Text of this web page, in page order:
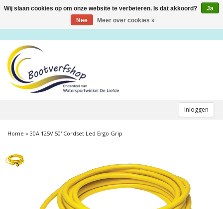
Inloggen
Toggle
Home » 30A 125V 50' Cordset Led Ergo Grip
Wij slaan cookies op om onze website te verbeteren. Is dat akkoord?
Ja
Nee
Meer over cookies »